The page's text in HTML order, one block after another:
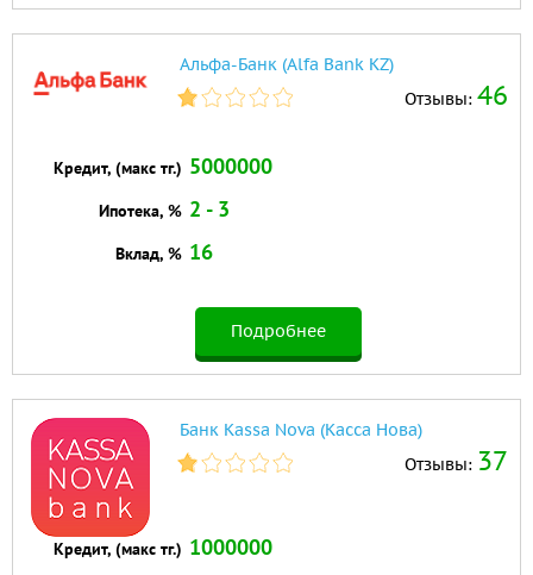
Альфа-Банк (Alfa Bank KZ)
Отзывы: 46
Подробнее
Кредит, (макс тг.) 5000000
Ипотека, % 2 - 3
Вклад, % 16
Банк Kassa Nova (Касса Нова)
Отзывы: 37
Кредит, (макс тг.) 1000000